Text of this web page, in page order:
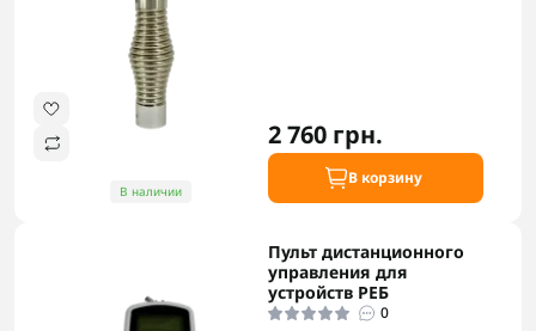
В наличии
2 760 грн.
В корзину
Пульт дистанционного
управления для
устройств РЕБ
0